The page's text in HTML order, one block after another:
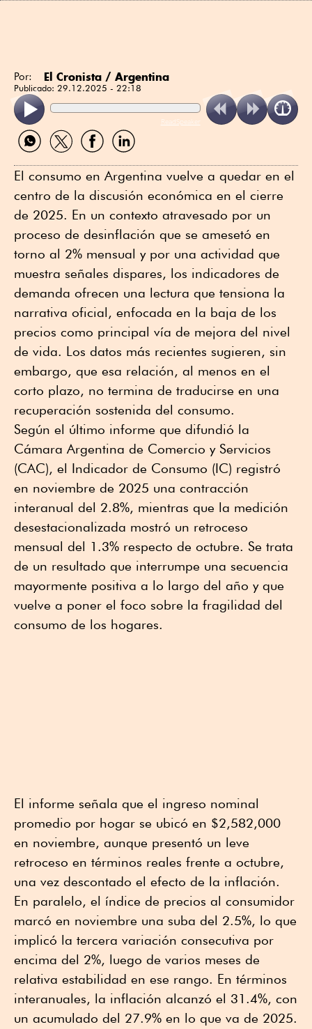
Por: El Cronista / Argentina
Publicado: 29.12.2025 - 22:18
ReadSpeaker
Compartir
por
Compartir
por
Compartir
por
Compartir
por
El consumo en Argentina vuelve a quedar en el
centro de la discusión económica en el cierre
de 2025. En un contexto atravesado por un
proceso de desinflación que se amesetó en
torno al 2% mensual y por una actividad que
muestra señales dispares, los indicadores de
demanda ofrecen una lectura que tensiona la
narrativa oficial, enfocada en la baja de los
precios como principal vía de mejora del nivel
de vida. Los datos más recientes sugieren, sin
embargo, que esa relación, al menos en el
corto plazo, no termina de traducirse en una
recuperación sostenida del consumo.
Según el último informe que difundió la
Cámara Argentina de Comercio y Servicios
(CAC), el Indicador de Consumo (IC) registró
en noviembre de 2025 una contracción
interanual del 2.8%, mientras que la medición
desestacionalizada mostró un retroceso
mensual del 1.3% respecto de octubre. Se trata
de un resultado que interrumpe una secuencia
mayormente positiva a lo largo del año y que
vuelve a poner el foco sobre la fragilidad del
consumo de los hogares.
El informe señala que el ingreso nominal
promedio por hogar se ubicó en $2,582,000
en noviembre, aunque presentó un leve
retroceso en términos reales frente a octubre,
una vez descontado el efecto de la inflación.
En paralelo, el índice de precios al consumidor
marcó en noviembre una suba del 2.5%, lo que
implicó la tercera variación consecutiva por
encima del 2%, luego de varios meses de
relativa estabilidad en ese rango. En términos
interanuales, la inflación alcanzó el 31.4%, con
un acumulado del 27.9% en lo que va de 2025.